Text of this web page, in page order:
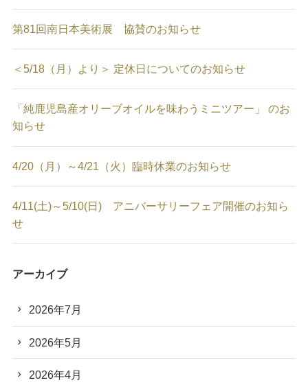
第81回南日本美術展 協賛のお知らせ
＜5/18（月）より＞ 定休日についてのお知らせ
「純鹿児島産オリーブオイルを味わうミニツアー」 のお
知らせ
4/20（月）～4/21（火）臨時休業のお知らせ
4/11(土)～5/10(日) アニバーサリーフェア開催のお知ら
せ
アーカイブ
2026年7月
2026年5月
2026年4月